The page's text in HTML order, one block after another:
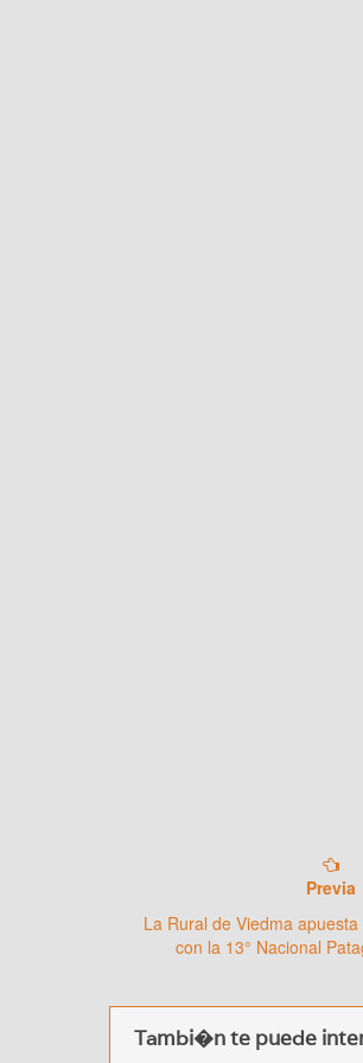
Previa
La Rural de Viedma
con la 13° Nacional
Tambi�n te puede